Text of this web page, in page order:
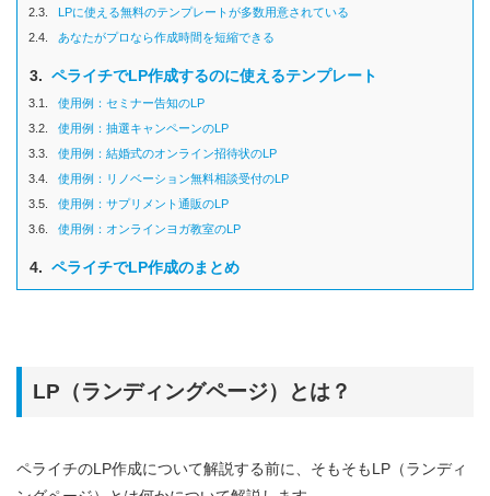
2.3.
LPに使える無料のテンプレートが多数用意されている
2.4.
あなたがプロなら作成時間を短縮できる
3. ペライチでLP作成するのに使えるテンプレート
3.1.
使用例：セミナー告知のLP
3.2.
使用例：抽選キャンペーンのLP
3.3.
使用例：結婚式のオンライン招待状のLP
3.4.
使用例：リノベーション無料相談受付のLP
3.5.
使用例：サプリメント通販のLP
3.6.
使用例：オンラインヨガ教室のLP
4. ペライチでLP作成のまとめ
LP（ランディングページ）とは？
ペライチのLP作成について解説する前に、そもそもLP（ランディ